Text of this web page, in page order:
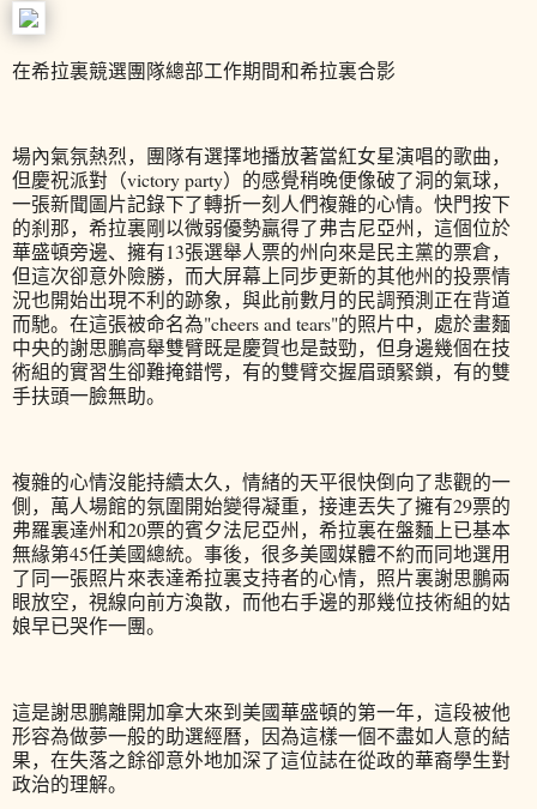
在希拉裏競選團隊總部工作期間和希拉裏合影
場內氣氛熱烈，團隊有選擇地播放著當紅女星演唱的歌曲，
但慶祝派對（victory party）的感覺稍晚便像破了洞的氣球，
一張新聞圖片記錄下了轉折一刻人們複雜的心情。快門按下
的刹那，希拉裏剛以微弱優勢贏得了弗吉尼亞州，這個位於
華盛頓旁邊、擁有13張選舉人票的州向來是民主黨的票倉，
但這次卻意外險勝，而大屏幕上同步更新的其他州的投票情
況也開始出現不利的跡象，與此前數月的民調預測正在背道
而馳。在這張被命名為"cheers and tears"的照片中，處於畫麵
中央的謝思鵬高舉雙臂既是慶賀也是鼓勁，但身邊幾個在技
術組的實習生卻難掩錯愕，有的雙臂交握眉頭緊鎖，有的雙
手扶頭一臉無助。
複雜的心情沒能持續太久，情緒的天平很快倒向了悲觀的一
側，萬人場館的氛圍開始變得凝重，接連丟失了擁有29票的
弗羅裏達州和20票的賓夕法尼亞州，希拉裏在盤麵上已基本
無緣第45任美國總統。事後，很多美國媒體不約而同地選用
了同一張照片來表達希拉裏支持者的心情，照片裏謝思鵬兩
眼放空，視線向前方渙散，而他右手邊的那幾位技術組的姑
娘早已哭作一團。
這是謝思鵬離開加拿大來到美國華盛頓的第一年，這段被他
形容為做夢一般的助選經曆，因為這樣一個不盡如人意的結
果，在失落之餘卻意外地加深了這位誌在從政的華裔學生對
政治的理解。